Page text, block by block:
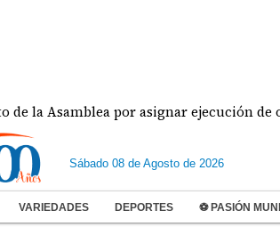
por asignar ejecución de obras
Sábado 08 de Agosto de 2026
VARIEDADES DEPORTES ⚽ PASIÓN